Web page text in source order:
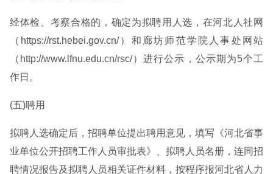
经体检、考察合格的，确定为拟聘用人选，在河北人社网
（https://rst.hebei.gov.cn/）和廊坊师范学院人事处网站
（http://www.lfnu.edu.cn/rsc/）进行公示，公示期为5个工
作日。
(五)聘用
拟聘人选确定后，招聘单位提出聘用意见，填写《河北省事
业单位公开招聘工作人员审批表》、拟聘人员名册，连同招
聘情况报告及拟聘人员相关证件材料，按程序报河北省人力